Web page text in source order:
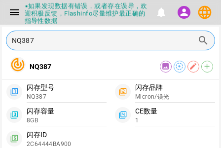
menu
▪如果发现数据有错误，或者存在误导，欢
迎积极反馈，Flashinfo尽量维护最正确的
指导性数据
▪Flashinfo APP更新技术规格和量产工具标
签啦，使用更加丝滑，快点击下载吧
▪Flashinfo提供的所有数据仅供参考，DIY
本来就有不确定性，任何第三方工具提供的
数据都不要100%相信，包括量产工具都不
一定可信的，因为数据都可以改，一定要有
正确的认知，不要随大流
▪如果发现数据有错误，或者存在误导，欢
迎积极反馈，Flashinfo尽量维护最正确的
指导性数据
▪Flashinfo APP更新技术规格和量产工具标
签啦，使用更加丝滑，快点击下载吧
notifications person language
search
track_changes NQ387 image filter_tilt_shift edit add
filter_1
闪存型号
NQ387
filter_2
闪存品牌
Micron/镁光
filter_3
闪存容量
8GB
filter_4
CE数量
1
filter_5
闪存ID
2C64444BA900